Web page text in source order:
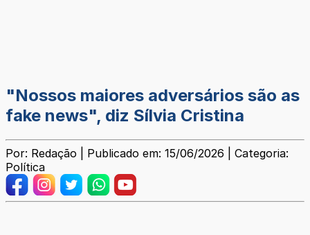
"Nossos maiores adversários são as
fake news", diz Sílvia Cristina
Por: Redação | Publicado em: 15/06/2026 | Categoria:
Política